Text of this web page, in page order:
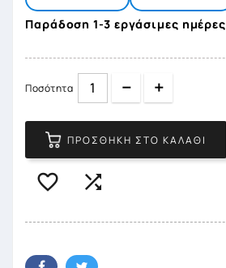
Παράδοση 1-3 εργάσιμες ημέρες
Ποσότητα Quantity
ΠΡΟΣΘΉΚΗ ΣΤΟ ΚΑΛΆΘΙ
 